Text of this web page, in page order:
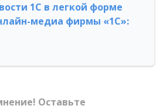
1С в легкой форме
медиа фирмы «1С»:
Оставьте